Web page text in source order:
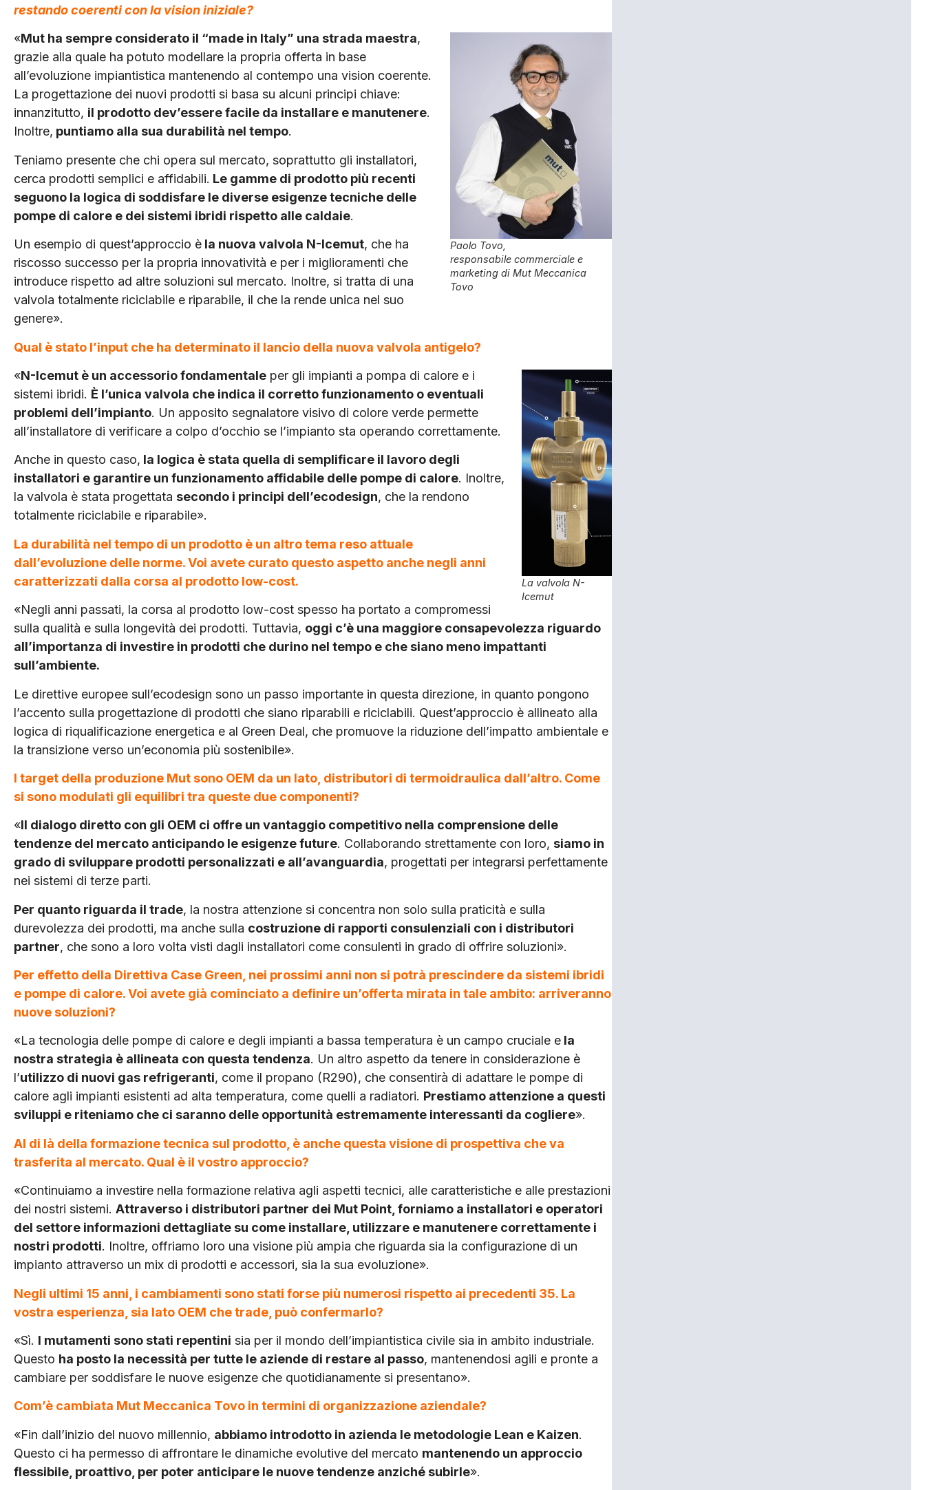
restando coerenti con la vision iniziale?
Paolo Tovo,
responsabile commerciale e
marketing di Mut Meccanica
Tovo
«Mut ha sempre considerato il “made in Italy” una strada maestra,
grazie alla quale ha potuto modellare la propria offerta in base
all’evoluzione impiantistica mantenendo al contempo una vision coerente.
La progettazione dei nuovi prodotti si basa su alcuni principi chiave:
innanzitutto, il prodotto dev’essere facile da installare e manutenere.
Inoltre, puntiamo alla sua durabilità nel tempo.
Teniamo presente che chi opera sul mercato, soprattutto gli installatori,
cerca prodotti semplici e affidabili. Le gamme di prodotto più recenti
seguono la logica di soddisfare le diverse esigenze tecniche delle
pompe di calore e dei sistemi ibridi rispetto alle caldaie.
Un esempio di quest’approccio è la nuova valvola N-Icemut, che ha
riscosso successo per la propria innovatività e per i miglioramenti che
introduce rispetto ad altre soluzioni sul mercato. Inoltre, si tratta di una
valvola totalmente riciclabile e riparabile, il che la rende unica nel suo
genere».
Qual è stato l’input che ha determinato il lancio della nuova valvola antigelo?
La valvola N-
Icemut
«N-Icemut è un accessorio fondamentale per gli impianti a pompa di calore e i
sistemi ibridi. È l’unica valvola che indica il corretto funzionamento o eventuali
problemi dell’impianto. Un apposito segnalatore visivo di colore verde permette
all’installatore di verificare a colpo d’occhio se l’impianto sta operando correttamente.
Anche in questo caso, la logica è stata quella di semplificare il lavoro degli
installatori e garantire un funzionamento affidabile delle pompe di calore. Inoltre,
la valvola è stata progettata secondo i principi dell’ecodesign, che la rendono
totalmente riciclabile e riparabile».
La durabilità nel tempo di un prodotto è un altro tema reso attuale
dall’evoluzione delle norme. Voi avete curato questo aspetto anche negli anni
caratterizzati dalla corsa al prodotto low-cost.
«Negli anni passati, la corsa al prodotto low-cost spesso ha portato a compromessi
sulla qualità e sulla longevità dei prodotti. Tuttavia, oggi c’è una maggiore consapevolezza riguardo
all’im­portanza di investire in prodotti che durino nel tempo e che sia­no meno impattanti
sull’ambiente.
Le direttive europee sull’eco­design sono un passo importante in questa direzione, in quanto pongono
l’accento sulla progettazione di prodotti che siano ri­parabili e riciclabili. Quest’approccio è allineato alla
logica di ri­qualificazione energetica e al Green Deal, che promuove la riduzione dell’impatto ambientale e
la transizione verso un’eco­nomia più sostenibile».
I target della produzione Mut sono OEM da un lato, distributori di termoidraulica dall’altro. Come
si sono modulati gli equilibri tra queste due componenti?
«Il dialogo diretto con gli OEM ci offre un vantaggio competiti­vo nella comprensione delle
tendenze del mercato anticipando le esigenze future. Collaborando strettamente con loro, siamo in
grado di sviluppare prodotti personalizzati e all’avanguardia, progettati per integrarsi perfettamente
nei sistemi di terze par­ti.
Per quanto riguarda il trade, la nostra attenzione si concentra non solo sulla praticità e sulla
durevolezza dei prodotti, ma an­che sulla costruzione di rapporti consulenziali con i distributori
partner, che sono a loro volta visti dagli installatori come consu­lenti in grado di offrire soluzioni».
Per effetto della Direttiva Case Green, nei prossimi anni non si potrà prescindere da sistemi ibridi
e pompe di calore. Voi avete già cominciato a definire un’offerta mirata in tale ambito: arriveranno
nuove soluzioni?
«La tecnologia delle pompe di calore e degli impianti a bassa temperatura è un campo cruciale e la
nostra strategia è alline­ata con questa tendenza. Un altro aspetto da tenere in consi­derazione è
l’utilizzo di nuovi gas refrigeranti, come il propano (R290), che consentirà di adattare le pompe di
calore agli im­pianti esistenti ad alta temperatura, come quelli a radiatori. Pre­stiamo attenzione a questi
sviluppi e riteniamo che ci saranno delle opportunità estremamente interessanti da cogliere».
Al di là della formazione tecnica sul prodotto, è anche questa visione di prospettiva che va
trasferita al mercato. Qual è il vostro approccio?
«Continuiamo a investire nella formazione relativa agli aspetti tec­nici, alle caratteristiche e alle prestazioni
dei nostri sistemi. At­traverso i distributori partner dei Mut Point, forniamo a instal­latori e operatori
del settore informazioni dettagliate su come installare, utilizzare e manutenere correttamente i
nostri prodot­ti. Inoltre, offriamo loro una visione più ampia che riguarda sia la configurazione di un
impianto attraverso un mix di prodotti e ac­cessori, sia la sua evoluzione».
Negli ultimi 15 anni, i cambiamenti sono stati forse più numerosi rispetto ai precedenti 35. La
vostra esperienza, sia lato OEM che trade, può confermarlo?
«Sì. I mutamenti sono stati repentini sia per il mondo dell’impian­tistica civile sia in ambito industriale.
Questo ha posto la neces­sità per tutte le aziende di restare al passo, mantenendosi agili e pronte a
cambiare per soddisfare le nuove esigenze che quoti­dianamente si presentano».
Com’è cambiata Mut Meccanica Tovo in termini di organizzazione aziendale?
«Fin dall’inizio del nuovo millennio, abbiamo introdotto in azien­da le metodologie Lean e Kaizen.
Questo ci ha permesso di af­frontare le dinamiche evolutive del mercato mantenendo un approccio
flessibile, proattivo, per poter anticipare le nuove ten­denze anziché subirle».